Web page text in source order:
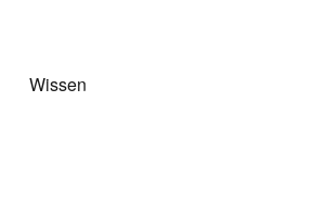
Wissen